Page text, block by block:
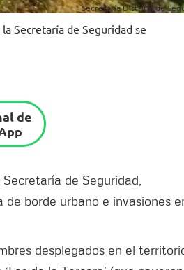
Secretaría Distrital de
Secretaría de Seguridad se
de
de Seguridad,
de borde urbano e invasiones
desplegados en el